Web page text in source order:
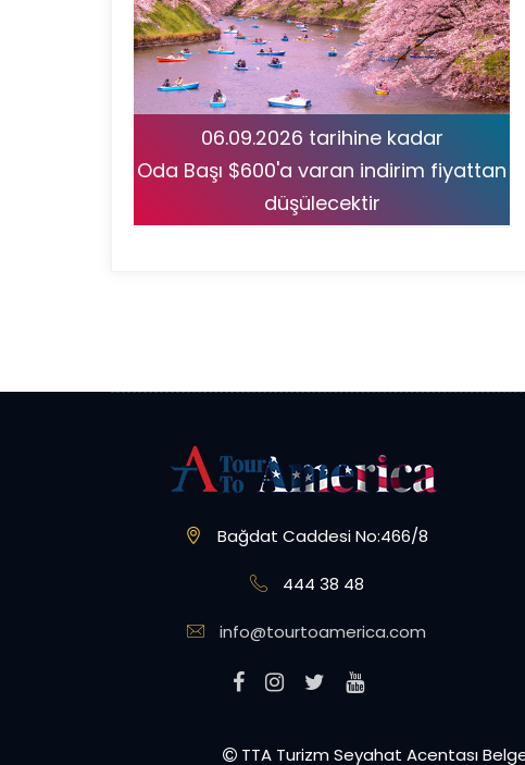
06.09.2026 tarihine kadar
Oda Başı $600'a varan indirim fiyattan
düşülecektir
Bağdat Caddesi No:466/8
444 38 48
info@tourtoamerica.com
TTA Turizm Seyahat Acentası Belge